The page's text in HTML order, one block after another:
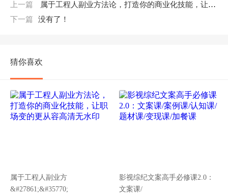
上一篇
属于工程人副业方法论，打造你的商业化技能，让职场变的更从容高清无水印
下一篇
没有了！
猜你喜欢
属于工程人副业方
&#27861;&#35770;
影视综纪文案高手必修课2.0：
文案课/